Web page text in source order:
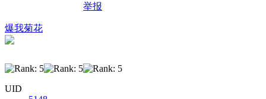
举报
爆我菊花
UID